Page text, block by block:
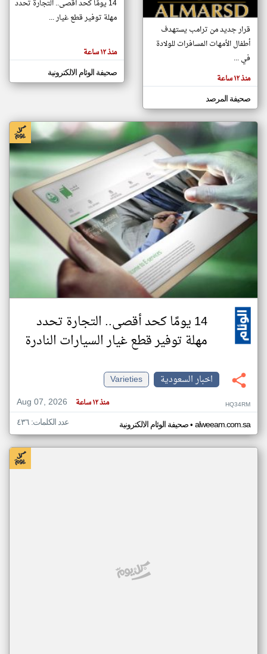
klyoum.com
قرار جديد من ترامب يستهدف
أطفال الأمهات المسافرات للولادة
في ...
منذ ١٢ ساعة
صحيفة المرصد
14 يومًا كحد أقصى.. التجارة تحدد
مهلة توفير قطع غيار ...
منذ ١٢ ساعة
صحيفة الوئام الالكترونية
14 يومًا كحد أقصى.. التجارة تحدد
مهلة توفير قطع غيار السيارات النادرة
اخبار السعودية
Varieties
Aug 07, 2026
منذ ١٢ ساعة HQ34RM
صحيفة الوئام الالكترونية• alweeam.com.sa عدد الكلمات: ٤٣٦